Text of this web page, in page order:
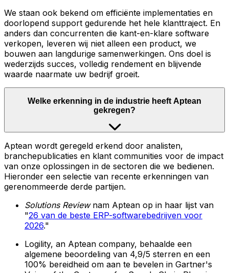
We staan ook bekend om efficiënte implementaties en
doorlopend support gedurende het hele klanttraject. En
anders dan concurrenten die kant-en-klare software
verkopen, leveren wij niet alleen een product, we
bouwen aan langdurige samenwerkingen. Ons doel is
wederzijds succes, volledig rendement en blijvende
waarde naarmate uw bedrijf groeit.
Welke erkenning in de industrie heeft Aptean
gekregen?
Aptean wordt geregeld erkend door analisten,
branchepublicaties en klant communities voor de impact
van onze oplossingen in de sectoren die we bedienen.
Hieronder een selectie van recente erkenningen van
gerenommeerde derde partijen.
Solutions Reviewnam Aptean op in haar lijst van
"26 van de beste ERP-softwarebedrijven voor
2026."
Logility, an Aptean company, behaalde een
algemene beoordeling van 4,9/5 sterren en een
100% bereidheid om aan te bevelen in Gartner's